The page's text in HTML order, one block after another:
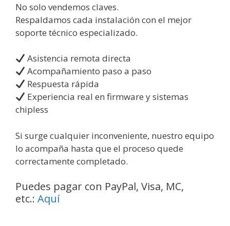
No solo vendemos claves.
Respaldamos cada instalación con el mejor
soporte técnico especializado.
Asistencia remota directa
Acompañamiento paso a paso
Respuesta rápida
Experiencia real en firmware y sistemas
chipless
Si surge cualquier inconveniente, nuestro equipo
lo acompaña hasta que el proceso quede
correctamente completado.
Puedes pagar con PayPal, Visa, MC,
etc.: Aquí